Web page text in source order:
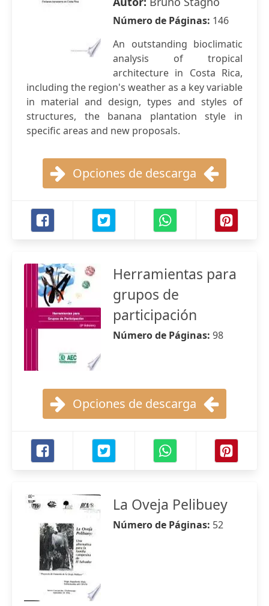
Número de Páginas: 146
An outstanding bioclimatic
analysis of tropical
architecture in Costa Rica,
including the region's weather as a key variable
in material and design, types and styles of
structures, the banana plantation style in
specific areas and new proposals.
Opciones de descarga
Herramientas para
grupos de
participación
Número de Páginas: 98
Opciones de descarga
La Oveja Pelibuey
Número de Páginas: 52